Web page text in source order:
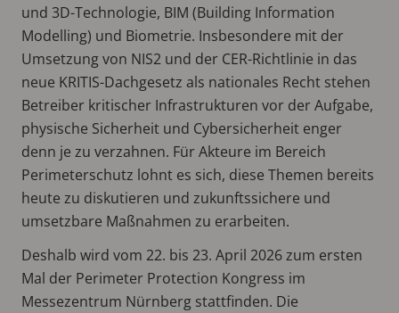
und 3D-Technologie, BIM (Building Information
Modelling) und Biometrie. Insbesondere mit der
Umsetzung von NIS2 und der CER-Richtlinie in das
neue KRITIS-Dachgesetz als nationales Recht stehen
Betreiber kritischer Infrastrukturen vor der Aufgabe,
physische Sicherheit und Cybersicherheit enger
denn je zu verzahnen. Für Akteure im Bereich
Perimeterschutz lohnt es sich, diese Themen bereits
heute zu diskutieren und zukunftssichere und
umsetzbare Maßnahmen zu erarbeiten.
Deshalb wird vom 22. bis 23. April 2026 zum ersten
Mal der Perimeter Protection Kongress im
Messezentrum Nürnberg stattfinden. Die